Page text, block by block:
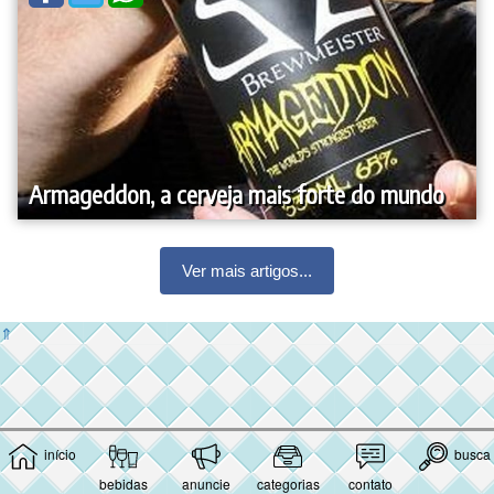
início
bebidas
anuncie categorias contato
busca
Armageddon, a cerveja mais forte do mundo
Ver mais artigos...
⇑